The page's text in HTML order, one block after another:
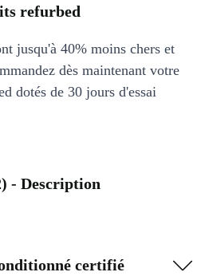
refurbed
jusqu'à 40% moins chers et
dès maintenant votre
dotés de 30 jours d'essai
- Description
certifié